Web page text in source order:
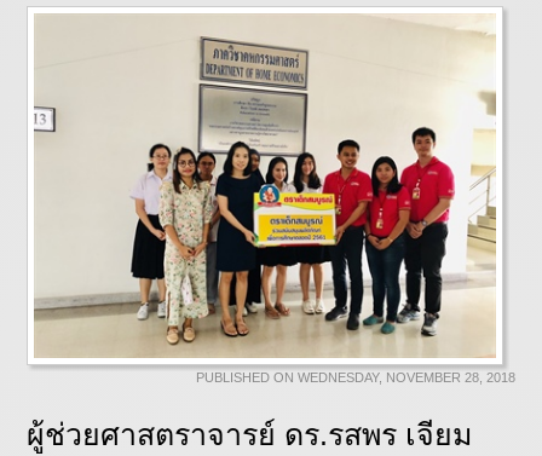
PUBLISHED ON WEDNESDAY, NOVEMBER 28, 2018
ผู้ช่วยศาสตราจารย์ ดร.รสพร เจียม